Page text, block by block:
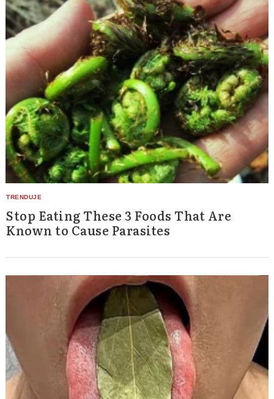
Stop Eating These 3 Foods That Are
Known to Cause Parasites